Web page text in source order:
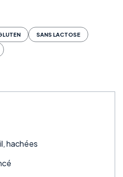
SANS LACTOSE
hachées